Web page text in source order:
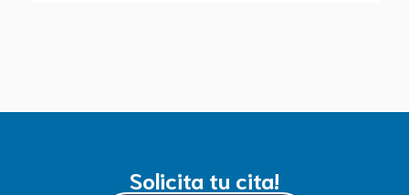
Solicita tu cita!